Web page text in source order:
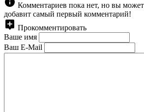
Комментариев пока нет, но вы
добавит самый первый комментарий!
Прокомментировать
Ваше имя
Ваш E-Mail